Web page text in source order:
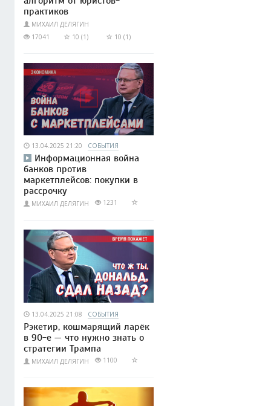
практиков
МИХАИЛ ДЕЛЯГИН
17041
10 (1) 10 (1)
13.04.2025 21:20 СОБЫТИЯ
Информационная война
банков против
маркетплейсов: покупки в
рассрочку
МИХАИЛ ДЕЛЯГИН 1231
13.04.2025 21:08 СОБЫТИЯ
Рэкетир, кошмарящий ларёк
в 90-е — что нужно знать о
стратегии Трампа
МИХАИЛ ДЕЛЯГИН 1100